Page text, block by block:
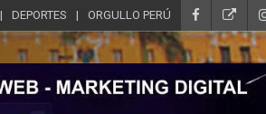
DEPORTES ORGULLO PERÚ